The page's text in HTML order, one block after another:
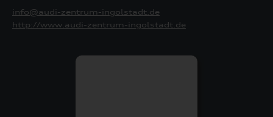
info@audi-zentrum-ingolstadt.de
http://www.audi-zentrum-ingolstadt.de